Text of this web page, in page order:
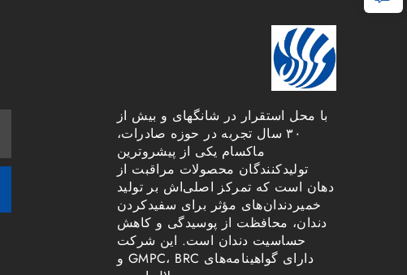
با محل استقرار در شانگهای و بیش از
۳۰ سال تجربه در حوزه صادرات،
ماکسام یکی از پیشروترین
تولیدکنندگان محصولات مراقبت از
دهان است که تمرکز اصلی‌اش بر تولید
خمیردندان‌های مؤثر برای سفیدکردن
دندان، محافظت از پوسیدگی و کاهش
حساسیت دندان است. این شرکت
دارای گواهینامه‌های GMPC، BRC و